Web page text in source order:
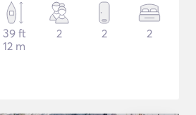
39 ft
12 m
2 2 2